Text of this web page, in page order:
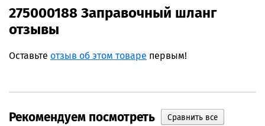
275000188 Заправочный шланг
отзывы
Оставьте отзыв об этом товаре первым!
Рекомендуем посмотреть